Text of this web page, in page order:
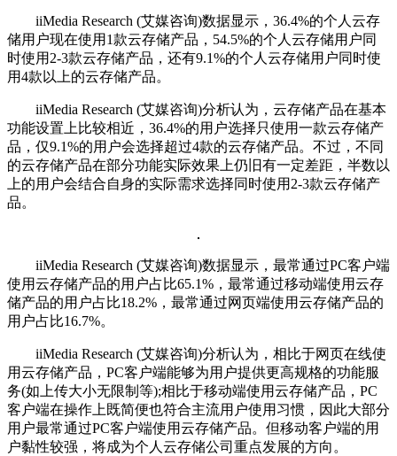
iiMedia Research (艾媒咨询)数据显示，36.4%的个人云存
储用户现在使用1款云存储产品，54.5%的个人云存储用户同
时使用2-3款云存储产品，还有9.1%的个人云存储用户同时使
用4款以上的云存储产品。
iiMedia Research (艾媒咨询)分析认为，云存储产品在基本
功能设置上比较相近，36.4%的用户选择只使用一款云存储产
品，仅9.1%的用户会选择超过4款的云存储产品。不过，不同
的云存储产品在部分功能实际效果上仍旧有一定差距，半数以
上的用户会结合自身的实际需求选择同时使用2-3款云存储产
品。
iiMedia Research (艾媒咨询)数据显示，最常通过PC客户端
使用云存储产品的用户占比65.1%，最常通过移动端使用云存
储产品的用户占比18.2%，最常通过网页端使用云存储产品的
用户占比16.7%。
iiMedia Research (艾媒咨询)分析认为，相比于网页在线使
用云存储产品，PC客户端能够为用户提供更高规格的功能服
务(如上传大小无限制等);相比于移动端使用云存储产品，PC
客户端在操作上既简便也符合主流用户使用习惯，因此大部分
用户最常通过PC客户端使用云存储产品。但移动客户端的用
户黏性较强，将成为个人云存储公司重点发展的方向。